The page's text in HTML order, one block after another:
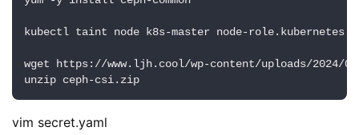
kubectl taint node k8s-master node-
wget https://www.ljh.cool/wp-content/uploads/2024/
unzip ceph-csi.zip
vim secret.yaml